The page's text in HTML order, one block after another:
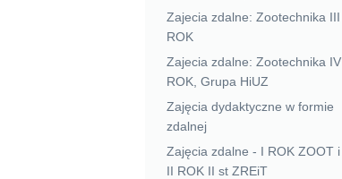
Zajecia zdalne: Zootechnika III
ROK
Zajecia zdalne: Zootechnika IV
ROK, Grupa HiUZ
Zajęcia dydaktyczne w formie
zdalnej
Zajęcia zdalne - I ROK ZOOT i
II ROK II st ZREiT